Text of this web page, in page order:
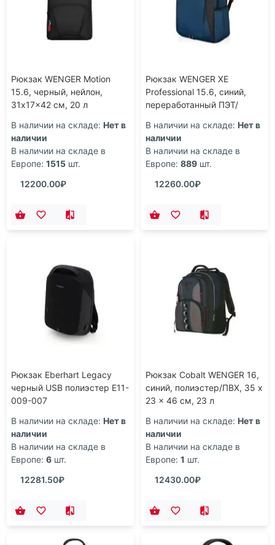
Рюкзак WENGER Motion
15.6, черный, нейлон,
31x17x42 см, 20 л
В наличии на складе: Нет в
наличии
В наличии на складе в
Европе: 1515 шт.
12200.00₽
Рюкзак WENGER XE
Professional 15.6, синий,
переработанный ПЭТ/
23 л.
В наличии на складе: Нет в
наличии
В наличии на складе в
Европе: 889 шт.
12260.00₽
Рюкзак Eberhart Legacy
черный USB полиэстер E11-
009-007
В наличии на складе: Нет в
наличии
В наличии на складе в
Европе: 6 шт.
12281.50₽
Рюкзак Cobalt WENGER 16,
синий, полиэстер/ПВХ, 35 x
23 x 46 см, 23 л
В наличии на складе: Нет в
наличии
В наличии на складе в
Европе: 1 шт.
12430.00₽